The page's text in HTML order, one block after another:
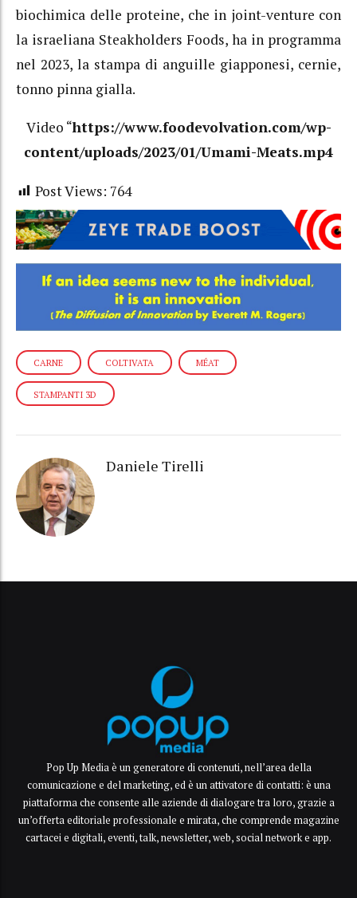
biochimica delle proteine, che in joint-venture con
la israeliana Steakholders Foods, ha in programma
nel 2023, la stampa di anguille giapponesi, cernie,
tonno pinna gialla.
Video “https://www.foodevolvation.com/wp-
content/uploads/2023/01/Umami-Meats.mp4
Post Views: 764
CARNE COLTIVATA MÉAT
STAMPANTI 3D
Daniele Tirelli
Pop Up Media è un generatore di contenuti, nell’area della
comunicazione e del marketing, ed è un attivatore di contatti: è una
piattaforma che consente alle aziende di dialogare tra loro, grazie a
un’offerta editoriale professionale e mirata, che comprende magazine
cartacei e digitali, eventi, talk, newsletter, web, social network e app.